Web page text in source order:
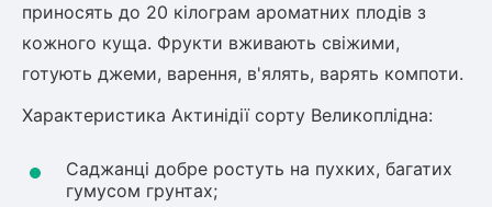
приносять до 20 кілограм ароматних плодів з
кожного куща. Фрукти вживають свіжими,
готують джеми, варення, в'ялять, варять компоти.
Характеристика Актинідії сорту Великоплідна:
Саджанці добре ростуть на пухких, багатих
гумусом грунтах;